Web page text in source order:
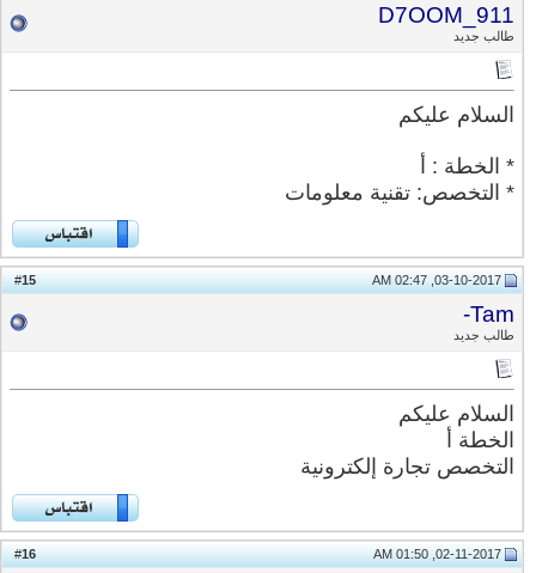
D7OOM_911
طالب جديد
السلام عليكم
* الخطة : أ
* التخصص: تقنية معلومات
15 03-10-2017, 02:47 AM
Tam-
طالب جديد
السلام عليكم
الخطة أ
التخصص تجارة إلكترونية
16 02-11-2017, 01:50 AM